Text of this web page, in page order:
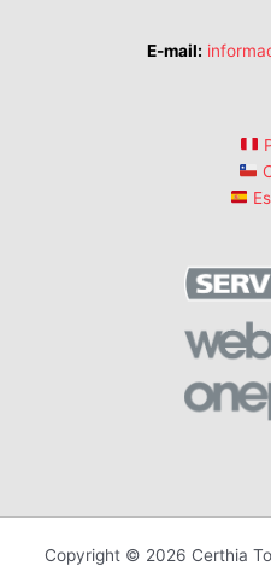
E-mail:
Copyright © 2026 Certhia